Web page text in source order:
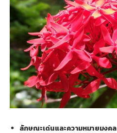
ลักษณะเด่นและความหมายมงคล